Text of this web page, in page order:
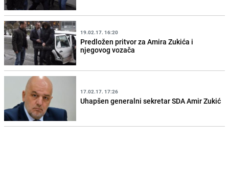
19.02.17. 16:20
Predložen pritvor za Amira Zukića i
njegovog vozača
17.02.17. 17:26
Uhapšen generalni sekretar SDA Amir Zukić